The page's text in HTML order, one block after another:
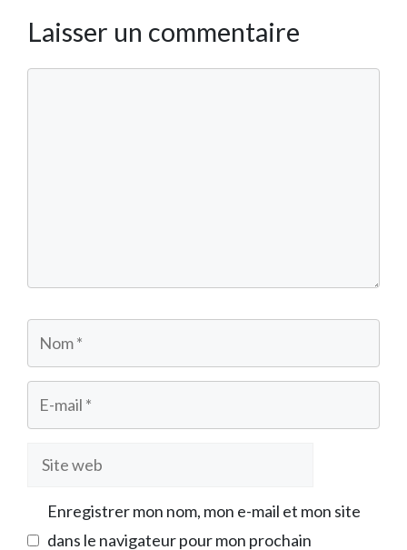
Laisser un commentaire
Nom
E-
mail
Site
Enregistrer mon nom, mon e-mail et mon site
dans le navigateur pour mon prochain